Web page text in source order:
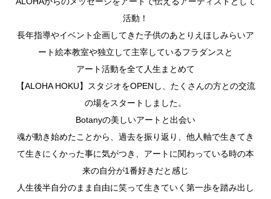
活動！
長年指導やイベント企画してきた子供のあとりえほしみらいア
ート絵本教室や独立して主宰しているフラダンスと
アート活動を全て人生まとめて
【ALOHA HOKU】スタジオをOPENし、たくさんの方との交流
の場をスタートしました。
Botanyの美しいアートと出会い
魂が動き始めたことから、過去を振り返り、他人軸で生きてき
て生きにくかった事に気がつき、アートに関わっている時の本
来の自分が1番好きだと感じ
人生後半自分のまま自由に笑って生きていく第一歩を踏み出し